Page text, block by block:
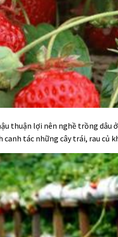
thuận lợi nên nghề trồng
canh tác những cây trái, rau củ